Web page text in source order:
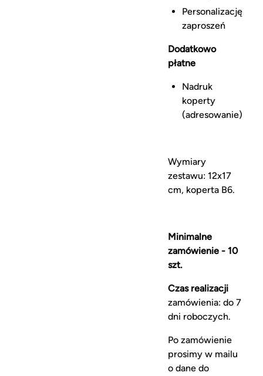
Personalizację
zaproszeń
Dodatkowo
płatne
Nadruk
koperty
(adresowanie)
Wymiary
zestawu: 12x17
cm, koperta B6.
Minimalne
zamówienie - 10
szt.
Czas realizacji
zamówienia: do 7
dni roboczych.
Po zamówienie
prosimy w mailu
o dane do